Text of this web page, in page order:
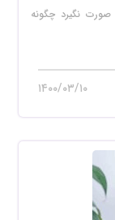
نگیرد چگونه
۱۴۰۰/۰۳/۱۰